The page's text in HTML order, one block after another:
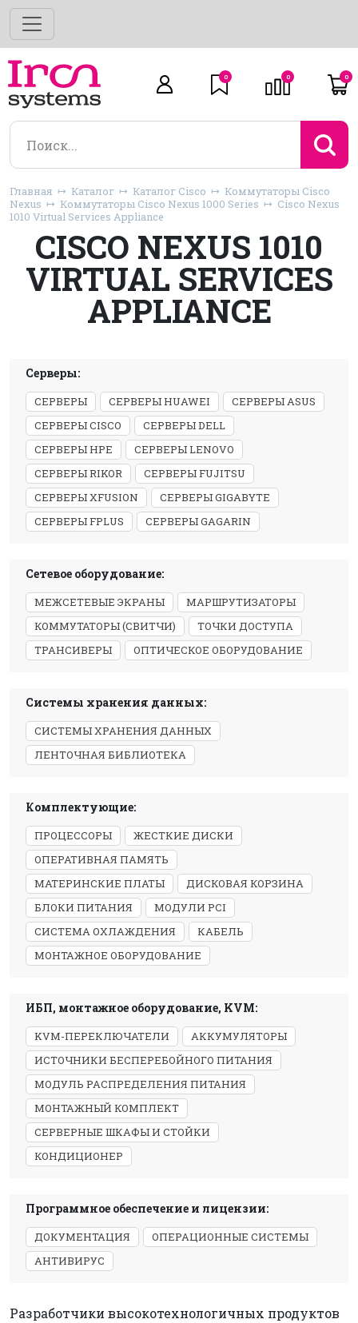
0 0 0
Главная Каталог Каталог Cisco
Коммутаторы Cisco
Nexus
Коммутаторы Cisco Nexus 1000 Series
Cisco Nexus
1010 Virtual Services Appliance
CISCO NEXUS 1010
VIRTUAL SERVICES
APPLIANCE
Серверы:
СЕРВЕРЫ СЕРВЕРЫ HUAWEI
СЕРВЕРЫ ASUS
СЕРВЕРЫ CISCO
СЕРВЕРЫ DELL
СЕРВЕРЫ HPE
СЕРВЕРЫ LENOVO
СЕРВЕРЫ RIKOR
СЕРВЕРЫ FUJITSU
СЕРВЕРЫ XFUSION
СЕРВЕРЫ GIGABYTE
СЕРВЕРЫ FPLUS
СЕРВЕРЫ GAGARIN
Сетевое оборудование:
МЕЖСЕТЕВЫЕ ЭКРАНЫ
МАРШРУТИЗАТОРЫ
КОММУТАТОРЫ (СВИТЧИ)
ТОЧКИ ДОСТУПА
ТРАНСИВЕРЫ
ОПТИЧЕСКОЕ ОБОРУДОВАНИЕ
Системы хранения данных:
СИСТЕМЫ ХРАНЕНИЯ ДАННЫХ
ЛЕНТОЧНАЯ БИБЛИОТЕКА
Комплектующие:
ПРОЦЕССОРЫ
ЖЕСТКИЕ ДИСКИ
ОПЕРАТИВНАЯ ПАМЯТЬ
МАТЕРИНСКИЕ ПЛАТЫ
ДИСКОВАЯ КОРЗИНА
БЛОКИ ПИТАНИЯ
МОДУЛИ PCI
СИСТЕМА ОХЛАЖДЕНИЯ
КАБЕЛЬ
МОНТАЖНОЕ ОБОРУДОВАНИЕ
ИБП, монтажное оборудование, KVM:
KVM-ПЕРЕКЛЮЧАТЕЛИ
АККУМУЛЯТОРЫ
ИСТОЧНИКИ БЕСПЕРЕБОЙНОГО ПИТАНИЯ
МОДУЛЬ РАСПРЕДЕЛЕНИЯ ПИТАНИЯ
МОНТАЖНЫЙ КОМПЛЕКТ
СЕРВЕРНЫЕ ШКАФЫ И СТОЙКИ
КОНДИЦИОНЕР
Программное обеспечение и лицензии:
ДОКУМЕНТАЦИЯ
ОПЕРАЦИОННЫЕ СИСТЕМЫ
АНТИВИРУС
Разработчики высокотехнологичных продуктов